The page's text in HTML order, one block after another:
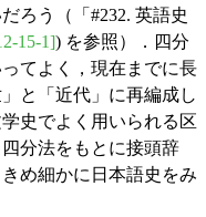
ろう（「#232. 英語史
15-1]) を参照）．四分
てよく，現在までに長
と「近代」に再編成し
史でよく用いられる区
分法をもとに接頭辞
め細かに日本語史をみ